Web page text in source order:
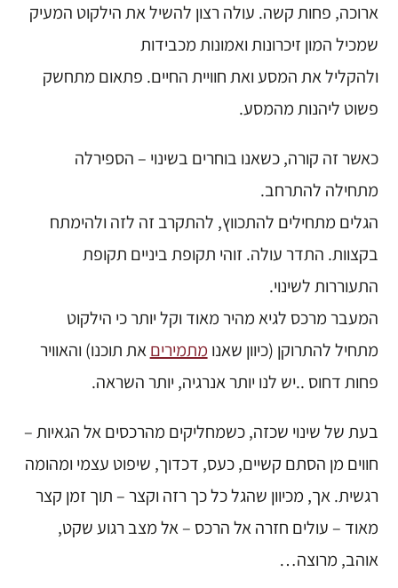
ארוכה, פחות קשה. עולה רצון להשיל את הילקוט המעיק
שמכיל המון זיכרונות ואמונות מכבידות
ולהקליל את המסע ואת חוויית החיים. פתאום מתחשק
פשוט ליהנות מהמסע.
כאשר זה קורה, כשאנו בוחרים בשינוי – הספירלה
מתחילה להתרחב.
הגלים מתחילים להתכווץ, להתקרב זה לזה ולהימתח
בקצוות. התדר עולה. זוהי תקופת ביניים תקופת
התעוררות לשינוי.
המעבר מרכס לגיא מהיר מאוד וקל יותר כי הילקוט
מתחיל להתרוקן (כיוון שאנו מתמיריםאת תוכנו) והאוויר
פחות דחוס ..יש לנו יותר אנרגיה, יותר השראה.
בעת של שינוי שכזה, כשמחליקים מהרכסים אל הגאיות –
חווים מן הסתם קשיים, כעס, דכדוך, שיפוט עצמי ומהומה
רגשית. אך, מכיוון שהגל כל כך רזה וקצר – תוך זמן קצר
מאוד – עולים חזרה אל הרכס – אל מצב רגוע שקט,
אוהב, מרוצה…